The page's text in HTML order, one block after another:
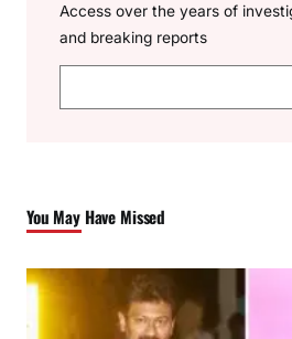
Access over the years of
and breaking reports
e
h
You May Have Missed